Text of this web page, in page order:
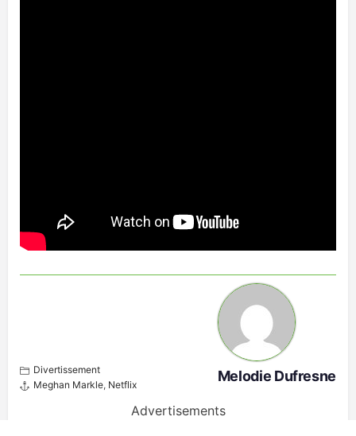
Divertissement
Meghan Markle, Netflix
Melodie Dufresne
Advertisements